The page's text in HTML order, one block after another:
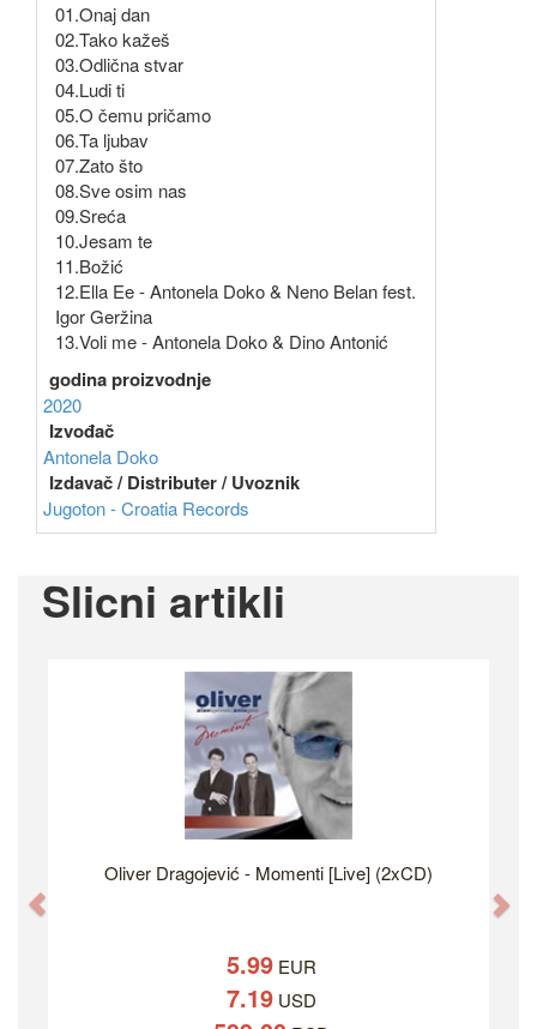
01.Onaj dan
02.Tako kažeš
03.Odlična stvar
04.Ludi ti
05.O čemu pričamo
06.Ta ljubav
07.Zato što
08.Sve osim nas
09.Sreća
10.Jesam te
11.Božić
12.Ella Ee - Antonela Doko & Neno Belan fest.
Igor Geržina
13.Voli me - Antonela Doko & Dino Antonić
godina proizvodnje
2020
Izvođač
Antonela Doko
Izdavač / Distributer / Uvoznik
Jugoton - Croatia Records
Slicni artikli
Oliver Dragojević - Momenti [Live] (2xCD)
5.99 EUR
7.19 USD